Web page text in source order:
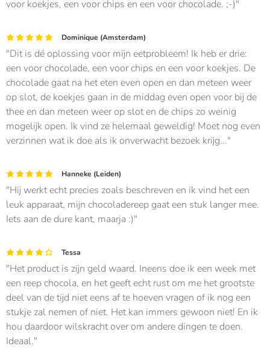
voor koekjes, een voor chips en een voor chocolade. ;-)
Dominique (Amsterdam)
Dit is dé oplossing voor mijn eetprobleem! Ik heb er drie:
een voor chocolade, een voor chips en een voor koekjes. De
chocolade gaat na het eten even open en dan meteen weer
op slot, de koekjes gaan in de middag even open voor bij de
thee en dan meteen weer op slot en de chips zo weinig
mogelijk open. Ik vind ze helemaal geweldig! Moet nog even
verzinnen wat ik doe als ik onverwacht bezoek krijg...
Hanneke (Leiden)
Hij werkt echt precies zoals beschreven en ik vind het een
leuk apparaat, mijn chocoladereep gaat een stuk langer mee.
Iets aan de dure kant, maarja :)
Tessa
Het product is zijn geld waard. Ineens doe ik een week met
een reep chocola, en het geeft echt rust om me het grootste
deel van de tijd niet eens af te hoeven vragen of ik nog een
stukje zal nemen of niet. Het kan immers gewoon niet! En ik
hou daardoor wilskracht over om andere dingen te doen.
Ideaal.